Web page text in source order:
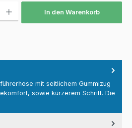
In den Warenkorb
mit seitlichem Gummizug
sowie kürzerem Schritt. Die